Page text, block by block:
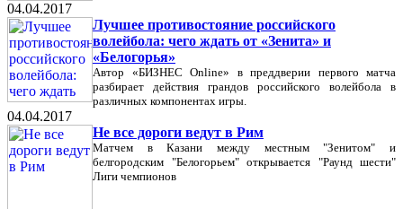
04.04.2017
Лучшее противостояние российского
волейбола: чего ждать от «Зенита» и
«Белогорья»
Автор «БИЗНЕС Online» в преддверии первого матча
разбирает действия грандов российского волейбола в
различных компонентах игры.
04.04.2017
Не все дороги ведут в Рим
Матчем в Казани между местным "Зенитом" и
белгородским "Белогорьем" открывается "Раунд шести"
Лиги чемпионов